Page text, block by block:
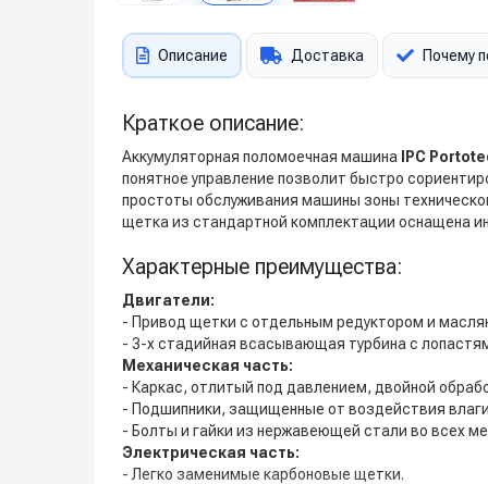
Описание Доставка Почему
Краткое описание:
Аккумуляторная поломоечная машина IPC
понятное управление позволит быстро
простоты обслуживания машины зоны
щетка из стандартной комплектации оснащена
Характерные преимущества:
Двигатели:
- Привод щетки с отдельным редуктором и
- 3-х стадийная всасывающая турбина с
Механическая часть:
- Каркас, отлитый под давлением, двойной
- Подшипники, защищенные от воздействия
- Болты и гайки из нержавеющей стали во всех
Электрическая часть:
- Легко заменимые карбоновые щетки.